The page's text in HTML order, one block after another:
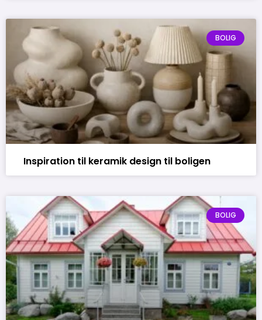
BOLIG
Inspiration til keramik design til boligen
BOLIG